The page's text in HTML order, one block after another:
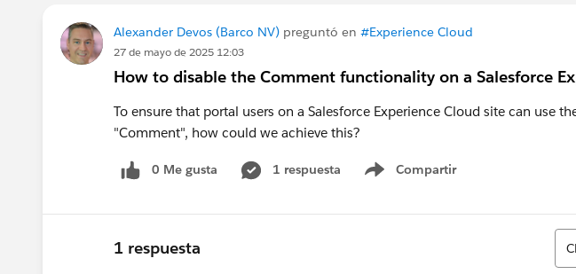
Alexander Devos (Barco NV) preguntó en #Experience Cloud
27 de mayo de 2025 12:03
How to disable the Comment functionality on a Salesforce
To ensure that portal users on a Salesforce Experience Cloud site can use
"Comment", how could we achieve this?
0 Me gusta 1 respuesta Compartir
Show menu
1 respuesta